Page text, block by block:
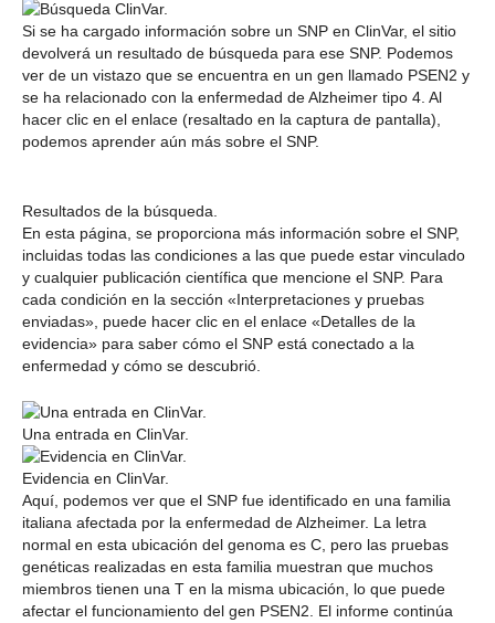
Si se ha cargado información sobre un SNP en ClinVar, el sitio
devolverá un resultado de búsqueda para ese SNP. Podemos
ver de un vistazo que se encuentra en un gen llamado PSEN2 y
se ha relacionado con la enfermedad de Alzheimer tipo 4. Al
hacer clic en el enlace (resaltado en la captura de pantalla),
podemos aprender aún más sobre el SNP.
Resultados de la búsqueda.
En esta página, se proporciona más información sobre el SNP,
incluidas todas las condiciones a las que puede estar vinculado
y cualquier publicación científica que mencione el SNP. Para
cada condición en la sección «Interpretaciones y pruebas
enviadas», puede hacer clic en el enlace «Detalles de la
evidencia» para saber cómo el SNP está conectado a la
enfermedad y cómo se descubrió.
Una entrada en ClinVar.
Evidencia en ClinVar.
Aquí, podemos ver que el SNP fue identificado en una familia
italiana afectada por la enfermedad de Alzheimer. La letra
normal en esta ubicación del genoma es C, pero las pruebas
genéticas realizadas en esta familia muestran que muchos
miembros tienen una T en la misma ubicación, lo que puede
afectar el funcionamiento del gen PSEN2. El informe continúa